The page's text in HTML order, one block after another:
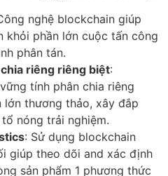
nghệ blockchain giúp
khỏi phần lớn cuộc tấn công
phân tán.
riêng riêng biệt:
tính phân chia riêng
thương thảo, xây đắp
nóng trải nghiệm.
: Sử dụng blockchain
giúp theo dõi and xác định
sản phẩm 1 phương thức